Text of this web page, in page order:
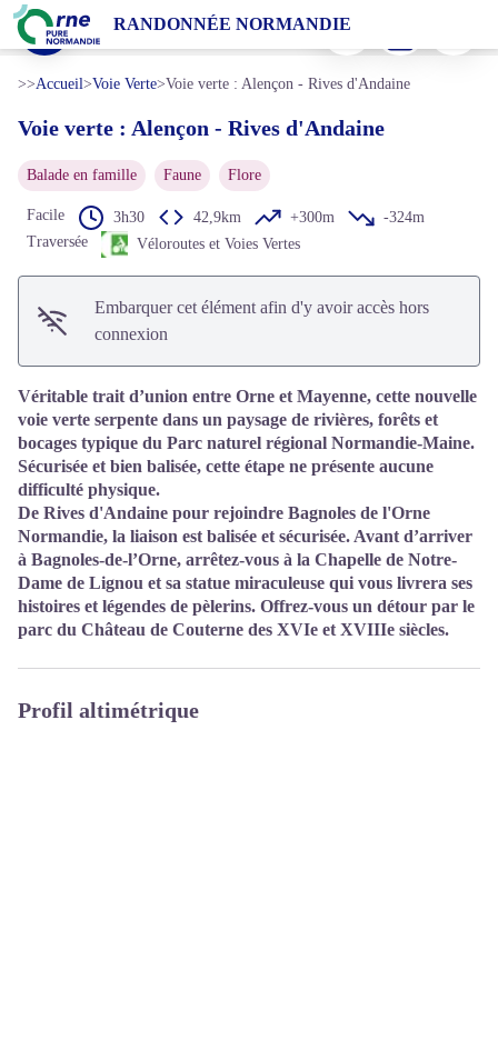
RANDONNÉE NORMANDIE
Voie verte : Alençon - Rives d'Andaine
Voir l'image en plein écran
Imprimer
>>Accueil>Voie Verte>Voie verte : Alençon - Rives d'Andaine
Voie verte : Alençon - Rives d'Andaine
Balade en famille Faune Flore
Facile 3h30 42,9km +300m
-324m
Traversée
Véloroutes et Voies Vertes
Embarquer cet élément afin d'y avoir accès hors
connexion
Véritable trait d’union entre Orne et Mayenne, cette nouvelle
voie verte serpente dans un paysage de rivières, forêts et
bocages typique du Parc naturel régional Normandie-Maine.
Sécurisée et bien balisée, cette étape ne présente aucune
difficulté physique.
De Rives d'Andaine pour rejoindre Bagnoles de l'Orne
Normandie, la liaison est balisée et sécurisée. Avant d’arriver
à Bagnoles-de-l’Orne, arrêtez-vous à la Chapelle de Notre-
Dame de Lignou et sa statue miraculeuse qui vous livrera ses
histoires et légendes de pèlerins. Offrez-vous un détour par le
parc du Château de Couterne des XVIe et XVIIIe siècles.
Profil altimétrique